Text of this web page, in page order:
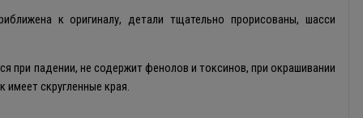
к оригиналу, детали тщательно прорисованы, шасси
при падении, не содержит фенолов и токсинов, при окрашивании
скругленные края.